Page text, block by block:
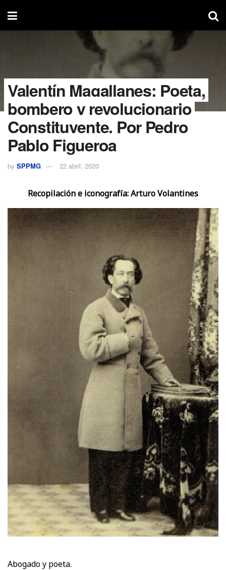
Valentín Magallanes: Poeta,
bombero y revolucionario
Constituyente. Por Pedro
Pablo Figueroa
by SPPMG 22 abril, 2020
Recopilación e iconografía: Arturo Volantines
Abogado y poeta.